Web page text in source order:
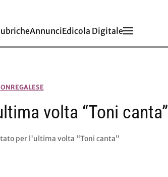
AnnunciEdicola Digitale
volta “Toni canta”
per l'ultima volta “Toni canta”